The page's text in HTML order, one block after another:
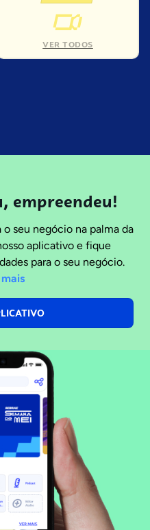
VER TODOS
empreendeu!
o seu negócio na palma da
aplicativo e fique
para o seu negócio.